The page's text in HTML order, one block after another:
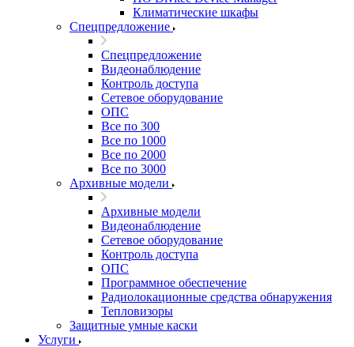
Климатические шкафы
Спецпредложение
Спецпредложение
Видеонаблюдение
Контроль доступа
Сетевое оборудование
ОПС
Все по 300
Все по 1000
Все по 2000
Все по 3000
Архивные модели
Архивные модели
Видеонаблюдение
Сетевое оборудование
Контроль доступа
ОПС
Программное обеспечение
Радиолокационные средства обнаружения
Тепловизоры
Защитные умные каски
Услуги